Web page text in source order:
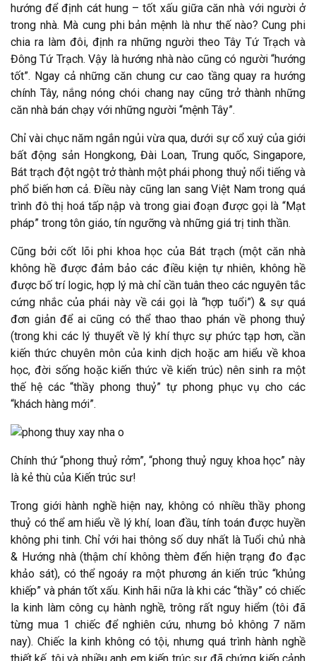
hướng để định cát hung – tốt xấu giữa căn nhà với người ở
trong nhà. Mà cung phi bản mệnh là như thế nào? Cung phi
chia ra làm đôi, định ra những người theo Tây Tứ Trạch và
Đông Tứ Trạch. Vậy là hướng nhà nào cũng có người “hướng
tốt”. Ngay cả những căn chung cư cao tầng quay ra hướng
chính Tây, nắng nóng chói chang nay cũng trở thành những
căn nhà bán chạy với những người “mệnh Tây”.
Chỉ vài chục năm ngắn ngủi vừa qua, dưới sự cổ xuý của giới
bất động sản Hongkong, Đài Loan, Trung quốc, Singapore,
Bát trạch đột ngột trở thành một phái phong thuỷ nổi tiếng và
phổ biến hơn cả. Điều này cũng lan sang Việt Nam trong quá
trình đô thị hoá tấp nập và trong giai đoạn được gọi là “Mạt
pháp” trong tôn giáo, tín ngưỡng và những giá trị tinh thần.
Cũng bởi cốt lõi phi khoa học của Bát trạch (một căn nhà
không hề được đảm bảo các điều kiện tự nhiên, không hề
được bố trí logic, hợp lý mà chỉ cần tuân theo các nguyên tắc
cứng nhắc của phái này về cái gọi là “hợp tuổi”) & sự quá
đơn giản để ai cũng có thể thao thao phán về phong thuỷ
(trong khi các lý thuyết về lý khí thực sự phức tạp hơn, cần
kiến thức chuyên môn của kinh dịch hoặc am hiểu về khoa
học, đời sống hoặc kiến thức về kiến trúc) nên sinh ra một
thế hệ các “thầy phong thuỷ” tự phong phục vụ cho các
“khách hàng mới”.
Chính thứ “phong thuỷ rởm”, “phong thuỷ nguỵ khoa học” này
là kẻ thù của Kiến trúc sư!
Trong giới hành nghề hiện nay, không có nhiều thầy phong
thuỷ có thể am hiểu về lý khí, loan đầu, tính toán được huyền
không phi tinh. Chỉ với hai thông số duy nhất là Tuổi chủ nhà
& Hướng nhà (thậm chí không thèm đến hiện trạng đo đạc
khảo sát), có thể ngoáy ra một phương án kiến trúc “khủng
khiếp” và phán tốt xấu. Kinh hãi nữa là khi các “thầy” có chiếc
la kinh làm công cụ hành nghề, trông rất nguy hiểm (tôi đã
từng mua 1 chiếc để nghiên cứu, nhưng bỏ không 7 năm
nay). Chiếc la kinh không có tội, nhưng quá trình hành nghề
thiết kế, tôi và nhiều anh em kiến trúc sư đã chứng kiến cảnh